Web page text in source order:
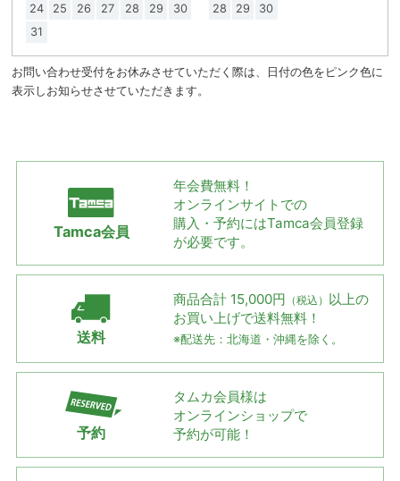
24
25 26 27 28 29
30
31
28
29 30
お問い合わせ受付をお休みさせていただく際は、日付の色をピンク色に
表示しお知らせさせていただきます。
Tamca会員
年会費無料！
オンラインサイトでの
購入・予約にはTamca会員登録
が必要です。
送料
商品合計 15,000円 （税込） 以上の
お買い上げで送料無料！
※配送先：北海道・沖縄を除く。
予約
タムカ会員様は
オンラインショップで
予約が可能！